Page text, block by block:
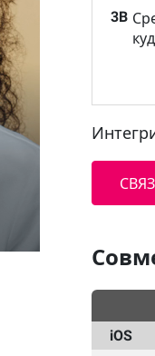
3B
iOS